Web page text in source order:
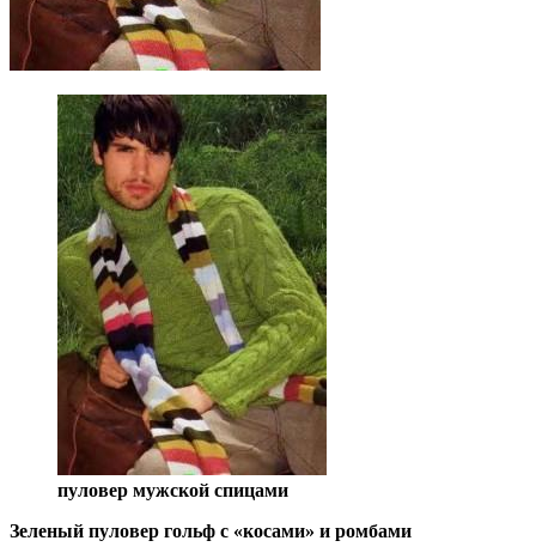
пуловер мужской спицами
Зеленый пуловер гольф с «косами» и ромбами